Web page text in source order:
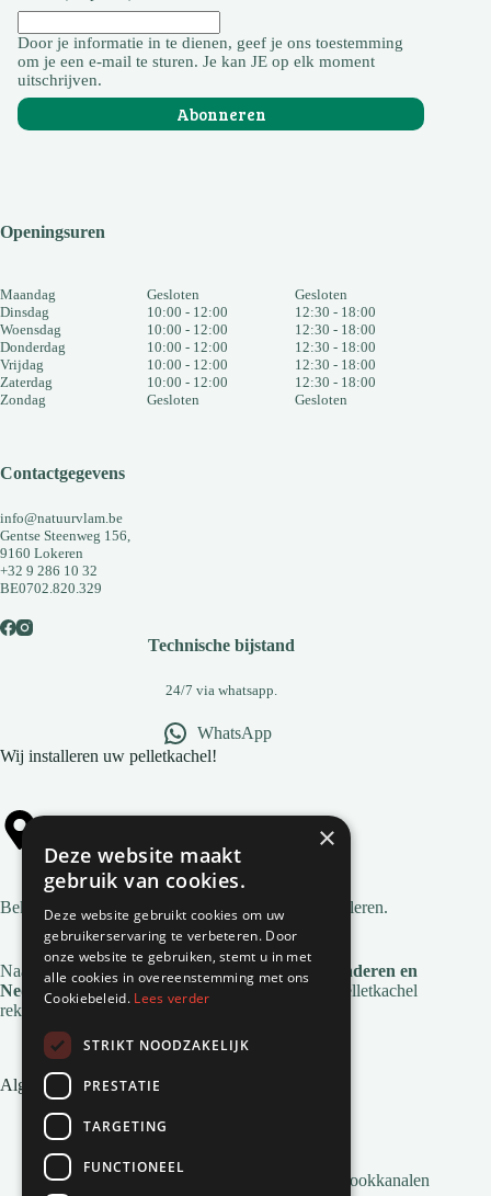
Door je informatie in te dienen, geef je ons toestemming
om je een e-mail te sturen. Je kan JE op elk moment
uitschrijven.
Abonneren
Openingsuren
Maandag
Dinsdag
Woensdag
Donderdag
Vrijdag
Zaterdag
Zondag
Gesloten
10:00 - 12:00
10:00 - 12:00
10:00 - 12:00
10:00 - 12:00
10:00 - 12:00
Gesloten
Gesloten
12:30 - 18:00
12:30 - 18:00
12:30 - 18:00
12:30 - 18:00
12:30 - 18:00
Gesloten
Contactgegevens
info@natuurvlam.be
Gentse Steenweg 156,
9160 Lokeren
+32 9 286 10 32
BE0702.820.329
Technische bijstand
24/7 via whatsapp.
WhatsApp
Wij installeren uw pelletkachel!
Alle gemeentes
Bekijkalle gemeentes waar wij pelletkachels installeren.
Naast deze regio's zijn we ook actief in
heel Vlaanderen en
Nederland . Voor de installatie en service van je pelletkachel
reken je op Natuurvlam!
Algemene links
Pelletkachel zonder afvoer
Inbouw pelletkachels
Installatie en montage
Alles wat je moet weten over Pelletkachel Rookkanalen
×
Deze website maakt
gebruik van cookies.
Deze website gebruikt cookies om uw
gebruikerservaring te verbeteren. Door
onze website te gebruiken, stemt u in met
alle cookies in overeenstemming met ons
Cookiebeleid. Lees verder
STRIKT NOODZAKELIJK
PRESTATIE
TARGETING
FUNCTIONEEL